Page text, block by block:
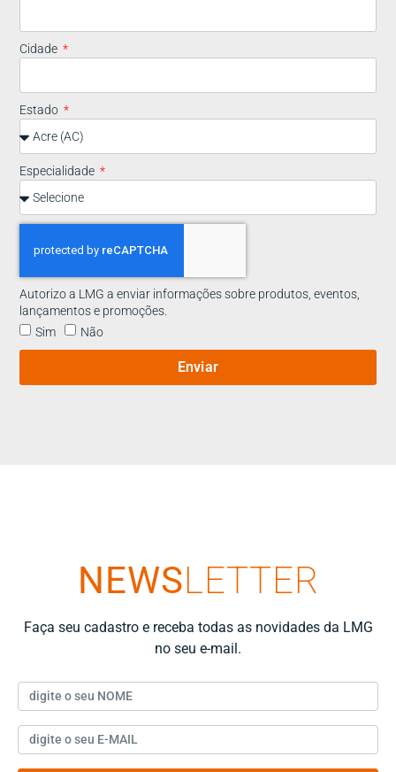
Cidade
Estado
Especialidade
Autorizo a LMG a enviar informações sobre produtos, eventos,
lançamentos e promoções.
Sim
Não
Enviar
NEWSLETTER
Faça seu cadastro e receba todas as novidades da LMG
no seu e-mail.